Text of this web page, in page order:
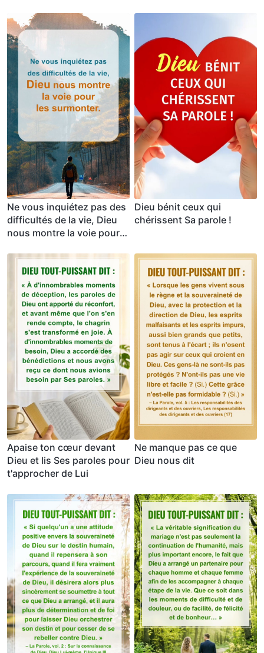
Dites-vous « Amen » à cela
?
Ne vous inquiétez pas des
difficultés de la vie, Dieu
nous montre la voie pour
Dieu bénit ceux qui
chérissent Sa parole !
Apaise ton cœur devant
Dieu et lis Ses paroles pour
t'approcher de Lui
Ne manque pas ce que
Dieu nous dit